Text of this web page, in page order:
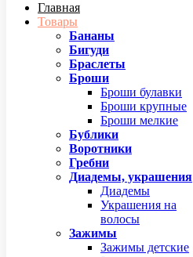
Главная
Товары
Бананы
Бигуди
Браслеты
Броши
Броши булавки
Броши крупные
Броши мелкие
Бублики
Воротники
Гребни
Диадемы, украшения
Диадемы
Украшения на
волосы
Зажимы
Зажимы детские